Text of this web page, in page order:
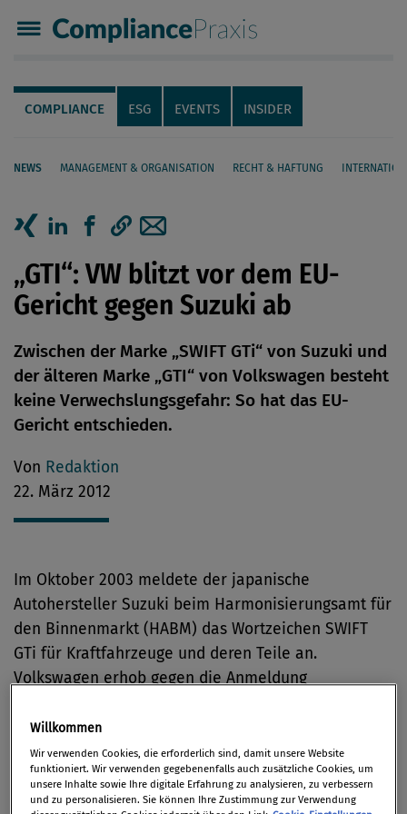
Compliance Praxis
Servicenavigation
Navigation
COMPLIANCE ESG EVENTS INSIDER
NEWS MANAGEMENT & ORGANISATION RECHT & HAFTUNG
Seiteninhalt
Artikel auf Xing teilen
Artikel auf linkedIn teilen
Artikel auf Facebook teilen
Artikellink kopieren
Artikel per Mail teilen
„GTI“: VW blitzt vor dem EU-
Gericht gegen Suzuki ab
Zwischen der Marke „SWIFT GTi“ von Suzuki und
der älteren Marke „GTI“ von Volkswagen besteht
keine Verwechslungsgefahr: So hat das EU-
Gericht entschieden.
Von Redaktion
22. März 2012
Im Oktober 2003 meldete der japanische
Autohersteller Suzuki beim Harmonisierungsamt für
den Binnenmarkt (HABM) das Wortzeichen SWIFT
GTi für Kraftfahrzeuge und deren Teile an.
Volkswagen erhob gegen die Anmeldung
Verwechslungsgefahr mit der eigenen Marke GTI
bestehe.
Das HABM wies den Widerspruch zurück und
Willkommen
Wir verwenden Cookies, die erforderlich sind, damit unsere Website
funktioniert. Wir verwenden gegebenenfalls auch zusätzliche Cookies, um
unsere Inhalte sowie Ihre digitale Erfahrung zu analysieren, zu verbessern
und zu personalisieren. Sie können Ihre Zustimmung zur Verwendung